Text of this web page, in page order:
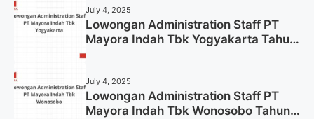
July 4, 2025
Lowongan Administration Staff PT
Mayora Indah Tbk Yogyakarta Tahun
July 4, 2025
Lowongan Administration Staff PT
Mayora Indah Tbk Wonosobo Tahun